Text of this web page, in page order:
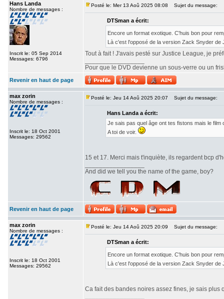
Hans Landa
Nombre de messages :
Inscrit le: 05 Sep 2014
Messages: 6796
Posté le: Mer 13 Aoû 2025 08:08 Sujet du message:
DTSman a écrit:
Encore un format exotique. C'huis bon pour
Là c'est l'opposé de la version Zack Snyder de
Tout à fait ! J'avais pesté sur Justice League, je
Pour que le DVD devienne un sous-verre ou un
Revenir en haut de page
max zorin
Nombre de messages :
Inscrit le: 18 Oct 2001
Messages: 29562
Posté le: Jeu 14 Aoû 2025 20:07 Sujet du message:
Hans Landa a écrit:
Je sais pas quel âge ont tes fistons mais le
A toi de voir.
15 et 17. Merci mais t'inquiète, ils regardent bcp
And did we tell you the name of the game, boy?
Revenir en haut de page
max zorin
Nombre de messages :
Inscrit le: 18 Oct 2001
Messages: 29562
Posté le: Jeu 14 Aoû 2025 20:09 Sujet du message:
DTSman a écrit:
Encore un format exotique. C'huis bon pour
Là c'est l'opposé de la version Zack Snyder de
Ca fait des bandes noires assez fines, je sais